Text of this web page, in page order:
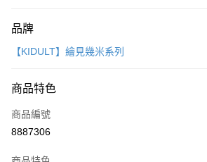
信用卡一次付款
3 期 0 利率 每期
合作金庫商業銀行
上海商業儲蓄銀行
合作金庫商業銀行
上海商業儲蓄銀行
12 期 0 利率 每期
品牌
【KIDULT】繪見幾米系列
商品特色
商品編號
8887306